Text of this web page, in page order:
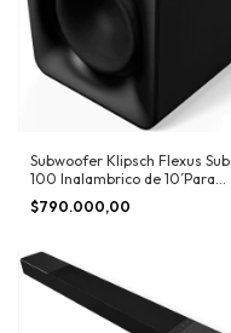
Subwoofer Klipsch Flexus Sub
100 Inalambrico de 10´Para
Barras serie Flexus
$790.000,00